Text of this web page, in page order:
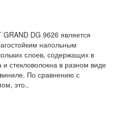
DG 9626 является
напольным
слоев, содержащих в
и стекловолокна в разном виде
По сравнению с
это..